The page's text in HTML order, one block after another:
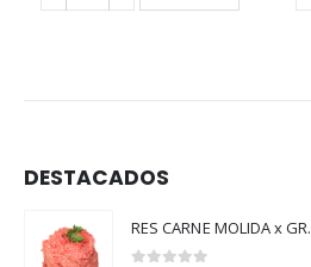
DESTACADOS
RES CARNE MOLIDA x GR.